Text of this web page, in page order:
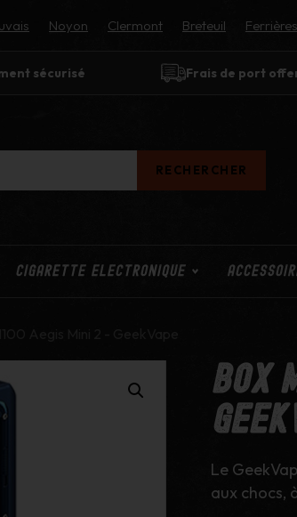
Noyon Clermont Breteuil
sécurisé Frais de port
CIGARETTE ELECTRONIQUE
Box
Le
aux chocs,